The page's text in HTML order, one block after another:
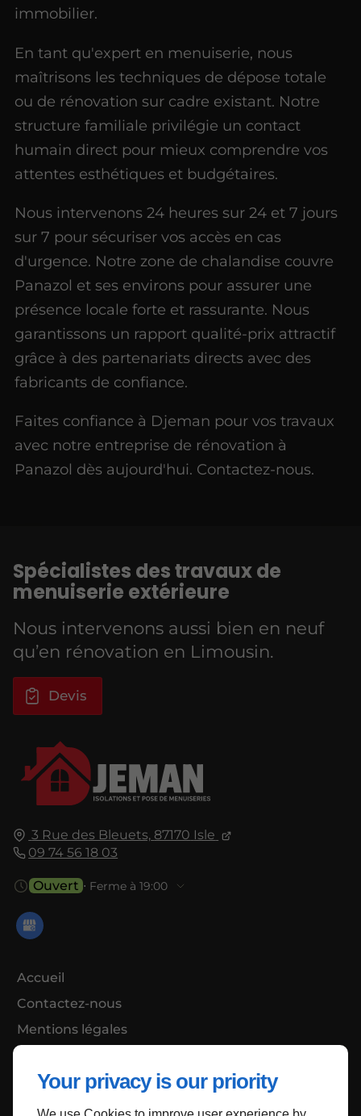
Your privacy is our priority
immobilier.
En tant qu'expert en menuiserie, nous
maîtrisons les techniques de dépose totale
ou de rénovation sur cadre existant. Notre
structure familiale privilégie un contact
humain direct pour mieux comprendre vos
attentes esthétiques et budgétaires.
Nous intervenons 24 heures sur 24 et 7 jours
sur 7 pour sécuriser vos accès en cas
d'urgence. Notre zone de chalandise couvre
Panazol et ses environs pour assurer une
présence locale forte et rassurante. Nous
garantissons un rapport qualité-prix attractif
grâce à des partenariats directs avec des
fabricants de confiance.
Faites confiance à Djeman pour vos travaux
avec notre entreprise de rénovation à
Panazol dès aujourd'hui. Contactez-nous.
3 Rue des Bleuets, 87170 Isle
09 74 56 18 03
Ouvert ⋅ Ferme à 19:00
Accueil
Contactez-nous
Mentions légales
Spécialistes des travaux de
menuiserie extérieure
Nous intervenons aussi bien en neuf
qu’en rénovation en Limousin.
Devis